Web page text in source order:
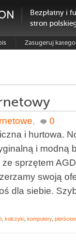
Bezpłatny i
stron
Zasugeruj
,
0
i hurtowa.
i modną
sprzętem
swoją
dla siebie.
kolczyki komputery,